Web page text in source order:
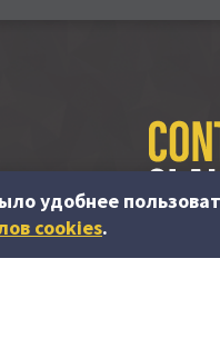
удобнее
cookies.